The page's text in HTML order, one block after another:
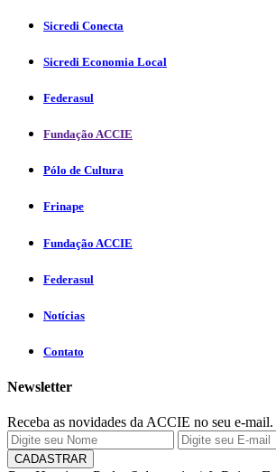
Sicredi Conecta
Sicredi Economia Local
Federasul
Fundação ACCIE
Pólo de Cultura
Frinape
Fundação ACCIE
Federasul
Notícias
Contato
Newsletter
Receba as novidades da ACCIE no seu e-mail.